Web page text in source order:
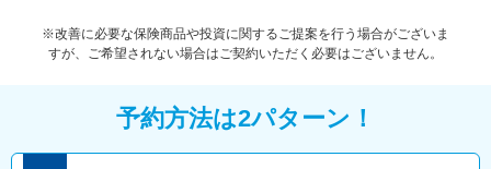
※改善に必要な保険商品や投資に関するご提案を行う場合がございま
すが、ご希望されない場合はご契約いただく必要はございません。
予約方法は2パターン！